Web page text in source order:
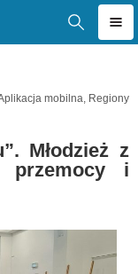
mobilna, Regiony
Młodzież z
przemocy i